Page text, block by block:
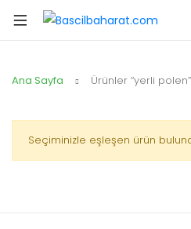
Ana Sayfa Ürünler “yerli
Seçiminizle eşleşen ürün